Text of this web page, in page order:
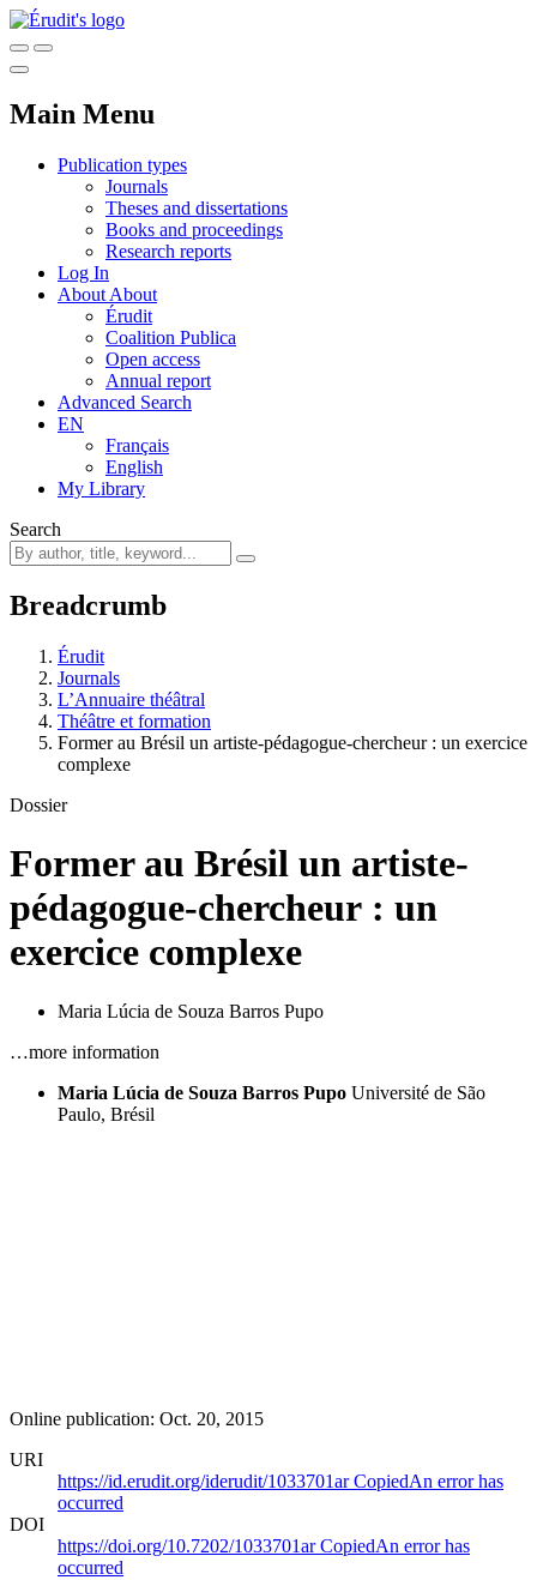
Main Menu
Publication types
Journals
Theses and dissertations
Books and proceedings
Research reports
Log In
About About
Érudit
Coalition Publica
Open access
Annual report
Advanced Search
EN
Français
English
My Library
Search
Breadcrumb
Érudit
Journals
L’Annuaire théâtral
Théâtre et formation
Former au Brésil un artiste-pédagogue-chercheur : un exercice
complexe
Dossier
Former au Brésil un artiste-
pédagogue-chercheur : un
exercice complexe
Maria Lúcia de Souza Barros Pupo
…more information
Maria Lúcia de Souza Barros Pupo Université de São
Paulo, Brésil
Online publication: Oct. 20, 2015
URI
https://id.erudit.org/iderudit/1033701arCopiedAn error has
occurred
DOI
https://doi.org/10.7202/1033701arCopiedAn error has
occurred